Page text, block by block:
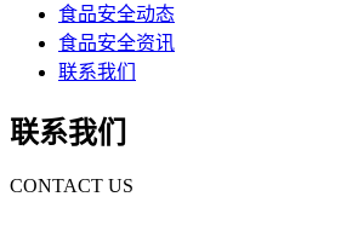
食品安全动态
食品安全资讯
联系我们
联系我们
CONTACT US